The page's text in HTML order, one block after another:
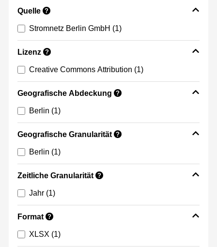
Quelle ?
Stromnetz Berlin GmbH (1)
Lizenz ?
Creative Commons Attribution (1)
Geografische Abdeckung ?
Berlin (1)
Geografische Granularität ?
Berlin (1)
Zeitliche Granularität ?
Jahr (1)
Format ?
XLSX (1)